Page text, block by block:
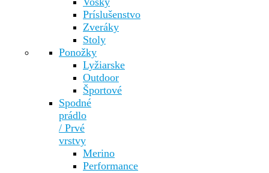
Príslušenstvo
Zveráky
Stoly
Ponožky
Lyžiarske
Outdoor
Športové
Spodné
prádlo
/ Prvé
vrstvy
Merino
Performance